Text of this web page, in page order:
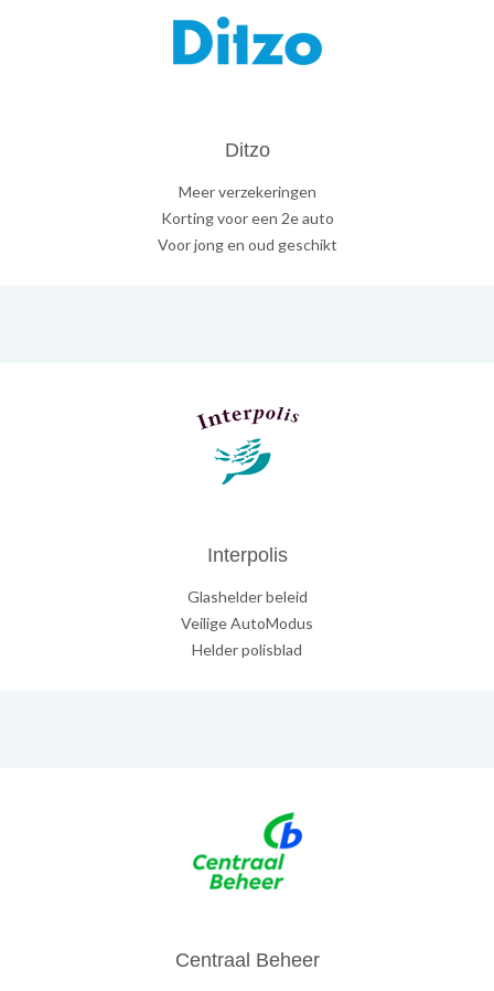
Ditzo
Meer verzekeringen
Korting voor een 2e auto
Voor jong en oud geschikt
Interpolis
Glashelder beleid
Veilige AutoModus
Helder polisblad
Centraal Beheer